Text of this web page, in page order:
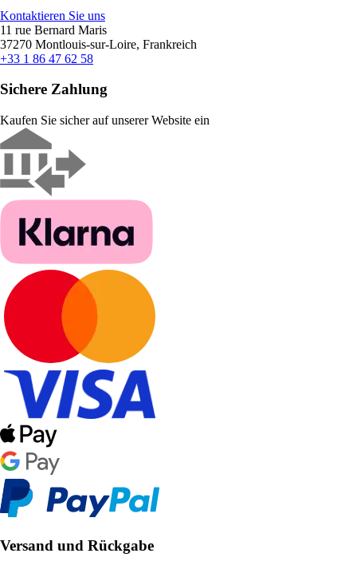
Kontaktieren Sie uns
11 rue Bernard Maris
37270 Montlouis-sur-Loire, Frankreich
+33 1 86 47 62 58
Sichere Zahlung
Kaufen Sie sicher auf unserer Website ein
Versand und Rückgabe